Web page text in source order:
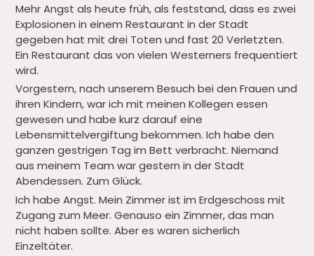
Mehr Angst als heute früh, als feststand, dass es zwei
Explosionen in einem Restaurant in der Stadt
gegeben hat mit drei Toten und fast 20 Verletzten.
Ein Restaurant das von vielen Westerners frequentiert
wird.
Vorgestern, nach unserem Besuch bei den Frauen und
ihren Kindern, war ich mit meinen Kollegen essen
gewesen und habe kurz darauf eine
Lebensmittelvergiftung bekommen. Ich habe den
ganzen gestrigen Tag im Bett verbracht. Niemand
aus meinem Team war gestern in der Stadt
Abendessen. Zum Glück.
Ich habe Angst. Mein Zimmer ist im Erdgeschoss mit
Zugang zum Meer. Genauso ein Zimmer, das man
nicht haben sollte. Aber es waren sicherlich
Einzeltäter.